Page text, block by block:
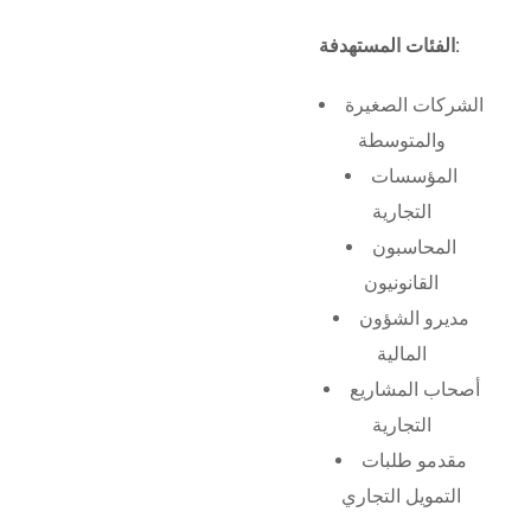
الفئات المستهدفة:
الشركات الصغيرة
والمتوسطة
المؤسسات
التجارية
المحاسبون
القانونيون
مديرو الشؤون
المالية
أصحاب المشاريع
التجارية
مقدمو طلبات
التمويل التجاري